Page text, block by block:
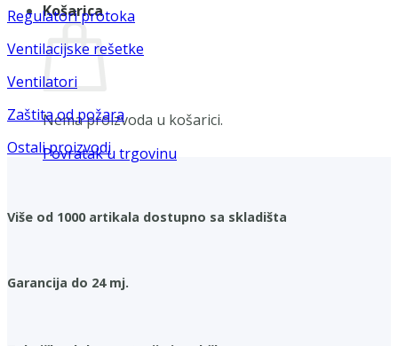
Košarica
Nema proizvoda u košarici.
Povratak u trgovinu
Regulatori protoka
Ventilacijske rešetke
Ventilatori
Zaštita od požara
Ostali proizvodi
Više od 1000 artikala dostupno sa skladišta
Garancija do 24 mj.